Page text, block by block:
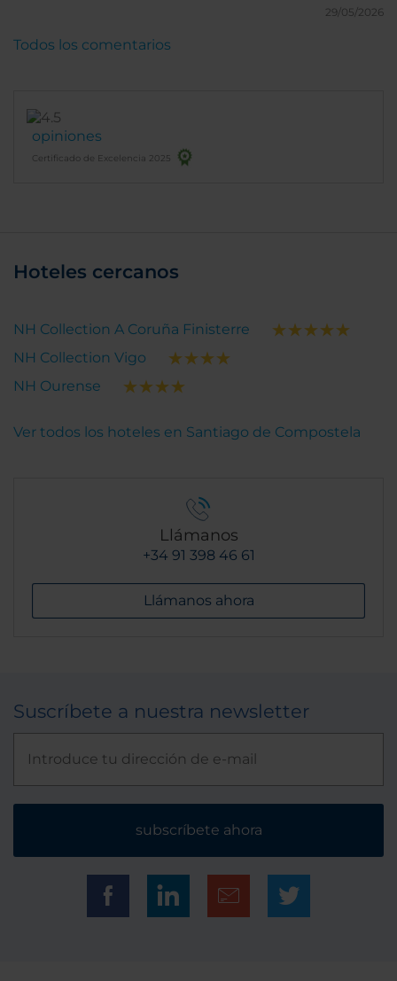
29/05/2026
opiniones
Certificado de Excelencia 2025
Todos los comentarios
Hoteles cercanos
NH Collection A Coruña Finisterre
NH Collection Vigo
NH Ourense
Ver todos los hoteles en Santiago de Compostela
Llámanos
+34 91 398 46 61
Llámanos ahora
Suscríbete a nuestra newsletter
subscríbete ahora